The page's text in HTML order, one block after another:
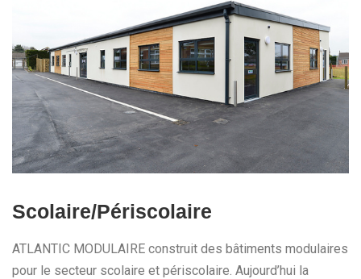
Scolaire/Périscolaire
ATLANTIC MODULAIRE construit des bâtiments modulaires
pour le secteur scolaire et périscolaire. Aujourd’hui la